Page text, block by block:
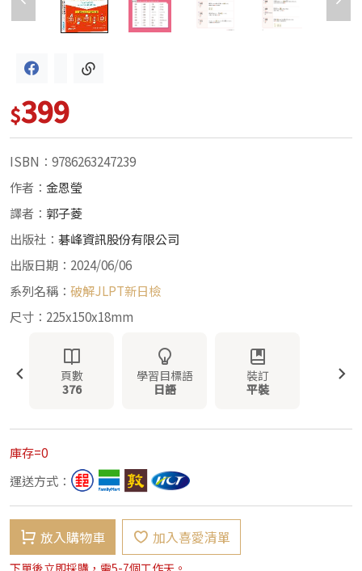
$399
ISBN：9786263247239
作者： 金恩瑩
譯者： 郭子菱
出版社： 碁峰資訊股份有限公司
出版日期：2024/06/06
系列名稱： 破解JLPT新日檢
尺寸：225x150x18mm
頁數
376
學習目標語
日語
裝訂
平裝
庫存=0
運送方式：
放入購物車 加入喜愛清單